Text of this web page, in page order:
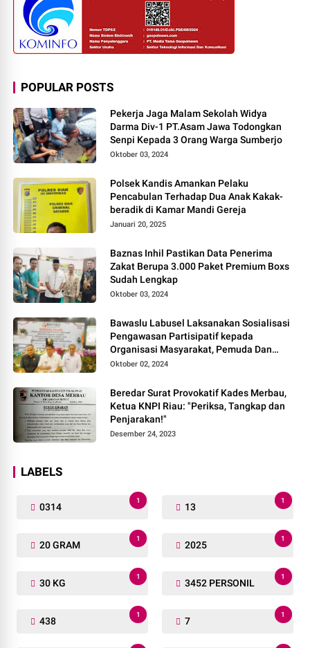
POPULAR POSTS
Pekerja Jaga Malam Sekolah Widya
Darma Div-1 PT.Asam Jawa Todongkan
Senpi Kepada 3 Orang Warga Sumberjo
Oktober 03, 2024
Polsek Kandis Amankan Pelaku
Pencabulan Terhadap Dua Anak Kakak-
beradik di Kamar Mandi Gereja
Januari 20, 2025
Baznas Inhil Pastikan Data Penerima
Zakat Berupa 3.000 Paket Premium Boxs
Sudah Lengkap
Oktober 03, 2024
Bawaslu Labusel Laksanakan Sosialisasi
Pengawasan Partisipatif kepada
Organisasi Masyarakat, Pemuda Dan
Agama Pada pilkada Serentak 2024
Oktober 02, 2024
Beredar Surat Provokatif Kades Merbau,
Ketua KNPI Riau: "Periksa, Tangkap dan
Penjarakan!"
Desember 24, 2023
LABELS
0314
1
13
1
20 GRAM
1
2025
1
30 KG
1
3452 PERSONIL
1
438
1
7
1